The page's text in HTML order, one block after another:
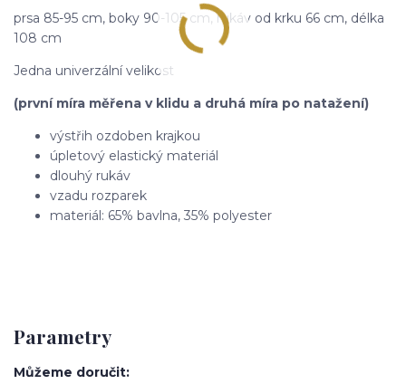
prsa 85-95 cm, boky 90-105 cm, rukáv od krku 66 cm, délka
108 cm
Jedna univerzální velikost
(první míra měřena v klidu a druhá míra po natažení)
výstřih ozdoben krajkou
úpletový elastický materiál
dlouhý rukáv
vzadu rozparek
materiál: 65% bavlna, 35% polyester
Parametry
Můžeme doručit